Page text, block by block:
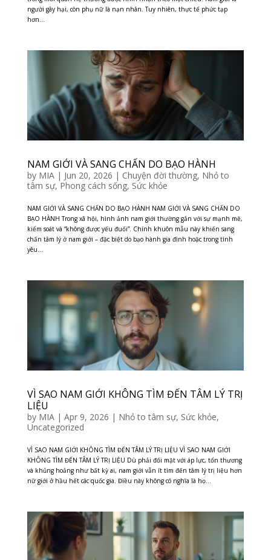
người gây hại, còn phụ nữ là nạn nhân. Tuy nhiên, thực tế phức tạp
hơn...
NAM GIỚI VÀ SANG CHẤN DO BẠO HÀNH
by MIA| Jun 20, 2026 | Chuyện đời thường, Nhỏ to
tâm sự, Phong cách sống, Sức khỏe
NAM GIỚI VÀ SANG CHẤN DO BẠO HÀNH NAM GIỚI VÀ SANG CHẤN DO
BẠO HÀNH Trong xã hội, hình ảnh nam giới thường gắn với sự mạnh mẽ,
kiểm soát và “không được yếu đuối”. Chính khuôn mẫu này khiến sang
chấn tâm lý ở nam giới – đặc biệt do bạo hành gia đình hoặc trong tình
yêu...
VÌ SAO NAM GIỚI KHÔNG TÌM ĐẾN TÂM LÝ TRỊ
LIỆU
by MIA| Apr 9, 2026 | Nhỏ to tâm sự, Sức khỏe,
Uncategorized
VÌ SAO NAM GIỚI KHÔNG TÌM ĐẾN TÂM LÝ TRỊ LIỆU VÌ SAO NAM GIỚI
KHÔNG TÌM ĐẾN TÂM LÝ TRỊ LIỆU Dù phải đối mặt với áp lực, tổn thương
và khủng hoảng như bất kỳ ai, nam giới vẫn ít tìm đến tâm lý trị liệu hơn
nữ giới ở hầu hết các quốc gia. Điều này không có nghĩa là họ...